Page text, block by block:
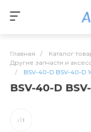
Главная / Каталог
Другие запчасти и
/
BSV-40-D BSV-40-D
BSV-40-D